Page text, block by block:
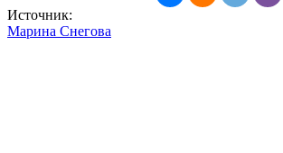
Источник:
Mарина Снегова